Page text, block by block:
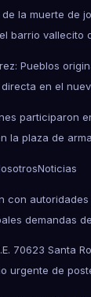
la muerte de
barrio vallecito
Pueblos
en el
participaron
la plaza de
Noticias
con
demandas
70623 Santa
urgente de